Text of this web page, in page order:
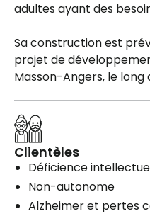
adultes ayant des
Sa construction est
projet de
Masson-Angers, le long
Clientèles
Déficience
Non-autonome
Alzheimer et pertes